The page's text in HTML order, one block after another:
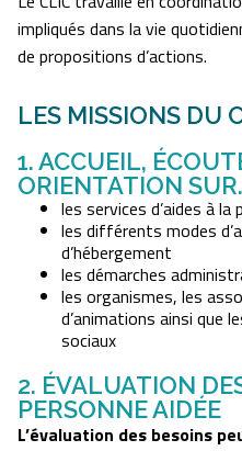
impliqués dans la vie
de propositions d’actions.
LES MISSIONS DU
1. ACCUEIL,
ORIENTATION
les services d’aides à la
les différents modes
d’hébergement
les démarches
les organismes, les
d’animations ainsi que
sociaux
2. ÉVALUATION
PERSONNE AIDÉE
L’évaluation des besoins